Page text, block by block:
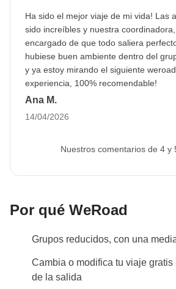
correspondiente del
pagadas con el fondo común:
proveedores locales ajenos a
aplican sus condiciones;
su gestión ni asume
locales como esta, ¡será una
conocerlas aún más de cerca!
Info sobre habitaciones
Ver todos los detalles
Ha sido el mejor viaje de mi vida! Las
sido increíbles y nuestra
encargado de que todo saliera
hubiese buen ambiente dentro del
y ya estoy mirando el siguiente
experiencia, 100% recomendable!
Ana M.
14/04/2026
Nuestros comentarios de 4 y
Por qué WeRoad
Grupos reducidos, con una
Cambia o modifica tu viaje
de la salida